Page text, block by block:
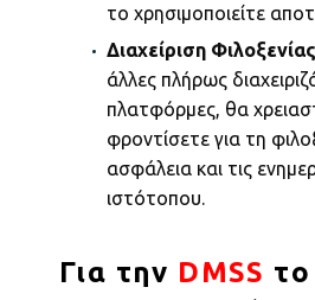
το χρησιμοποιείτε
Διαχείριση Φιλοξενίας
άλλες πλήρως
πλατφόρμες, θα
φροντίσετε για τη
ασφάλεια και τις
ιστότοπου.
Για την DMSS το